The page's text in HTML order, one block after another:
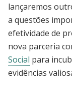
lançaremos
a questões
efetividade de
nova parceria
Social para
evidências